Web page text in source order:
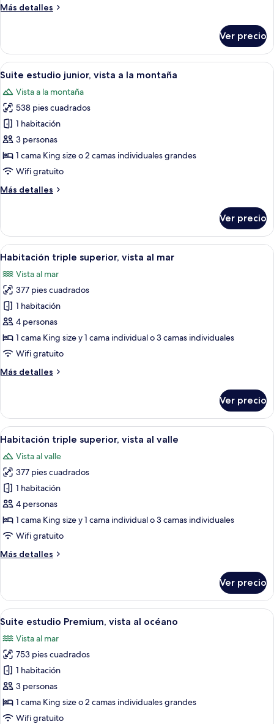
Más detalles
Más
doble
estándar
Ver precio
Abrir
todas
las
fotos
de
Suite
estudio
junior,
a
Una habitación de hotel moderna
6
Suite estudio junior, vista a la montaña
Vista a la montaña
538 pies cuadrados
1 habitación
3 personas
1 cama King size o 2 camas individuales grandes
Wifi gratuito
Más detalles
Más
estudio
junior,
vista
la
montaña
Ver precio
Abrir
todas
las
fotos
de
Habitación
triple
superior,
al
Habitación de hotel con dos camas,
4
Habitación triple superior, vista al mar
Vista al mar
377 pies cuadrados
1 habitación
4 personas
1 cama King size y 1 cama individual o 3 camas individuales
Wifi gratuito
Más detalles
Más
triple
superior,
vista
mar
Ver precio
Abrir
todas
las
fotos
de
Habitación
triple
superior,
al
Habitación de hotel con dos camas,
4
Habitación triple superior, vista al valle
Vista al valle
377 pies cuadrados
1 habitación
4 personas
1 cama King size y 1 cama individual o 3 camas individuales
Wifi gratuito
Más detalles
Más
triple
superior,
vista
valle
Ver precio
Abrir
todas
las
fotos
de
Suite
estudio
Premium,
Habitación de hotel con una cama
1
Suite estudio Premium, vista al océano
Vista al mar
753 pies cuadrados
1 habitación
3 personas
1 cama King size o 2 camas individuales grandes
Wifi gratuito